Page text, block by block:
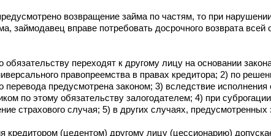
возвращение займа по частям, то при
займодавец вправе потребовать досрочного возврата
обязательству переходят к другому лицу на основании
правопреемства в правах кредитора; 2) по
перевода предусмотрена законом; 3) вследствие исполнения
по этому обязательству залогодателем; 4) при
страхового случая; 5) в других случаях, предусмотренных
кредитором (цедентом) другому лицу (цессионарию)